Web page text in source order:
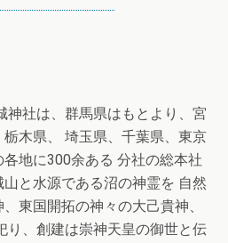
神社は、群馬県はもとより、宮
木県、 埼玉県、千葉県、東京
地に300余ある 分社の総本社
と水源である沼の神霊を 自然
東国開拓の神々の大己貴神、
り、創建は崇神天皇の御世と伝